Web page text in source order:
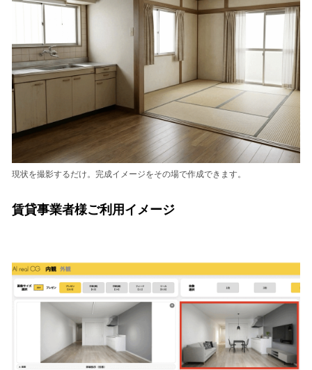
現状を撮影するだけ。完成イメージをその場で作成できます。
賃貸事業者様ご利用イメージ